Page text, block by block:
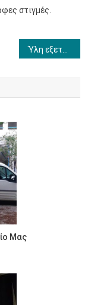
στιγμές.
Ύλη εξετάσεων Ιουνίου 2026
Μας